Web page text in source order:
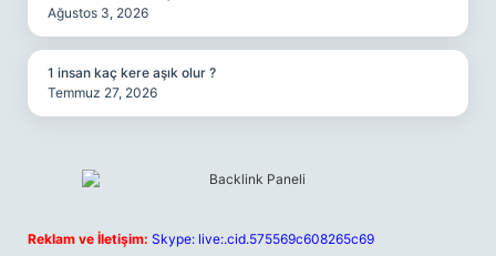
Ağustos 3, 2026
1 insan kaç kere aşık olur ?
Temmuz 27, 2026
Reklam ve İletişim: Skype: live:.cid.575569c608265c69